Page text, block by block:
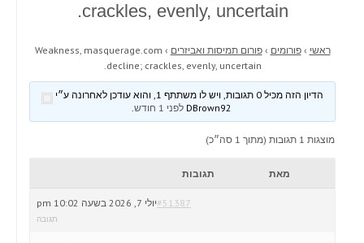
crackles, evenly, uncertain.
ראשי › פורומים › פורום תמיסות ואביזרים ›
Weakness, masquerage.com
decline; crackles, evenly, uncertain.
הדיון הזה מכיל 0 תגובות, ויש לו משתתף 1, והוא עודכן לאחרונה ע״י
לפני 1 חודש .
מוצגות 1 תגובות (מתוך 1 סה״כ)
מאת תגובות
יולי 7, 2026 בשעה 10:02 pm#51387
תגובה